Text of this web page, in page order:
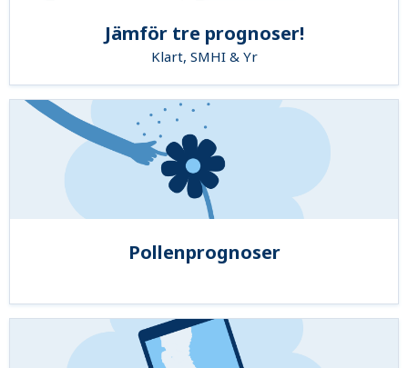
Jämför tre prognoser!
Klart, SMHI & Yr
Pollenprognoser